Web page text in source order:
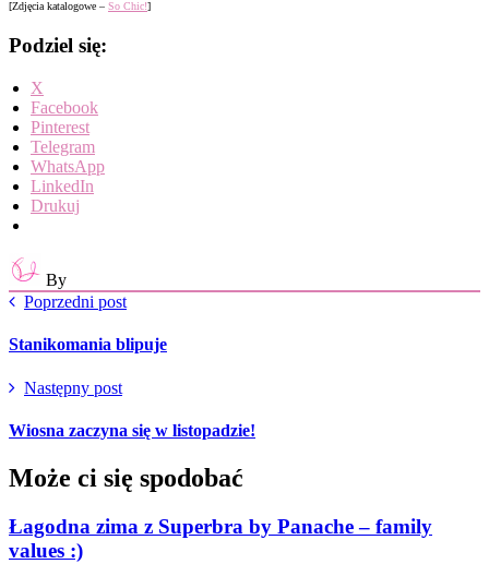
[Zdjęcia katalogowe – So Chic!]
Podziel się:
X
Facebook
Pinterest
Telegram
WhatsApp
LinkedIn
Drukuj
By
Poprzedni post
Stanikomania blipuje
Następny post
Wiosna zaczyna się w listopadzie!
Może ci się spodobać
Łagodna zima z Superbra by Panache – family
values :)